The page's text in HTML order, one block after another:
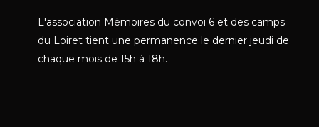
L'association Mémoires du convoi 6 et des camps
du Loiret tient une permanence le dernier jeudi de
chaque mois de 15h à 18h.